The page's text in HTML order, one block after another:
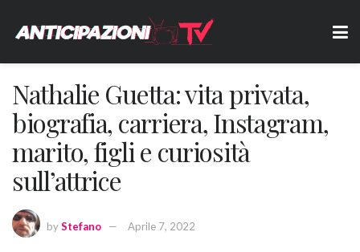
Nathalie Guetta: vita privata,
biografia, carriera, Instagram,
marito, figli e curiosità
sull’attrice
byStefano Aprile 7, 2022